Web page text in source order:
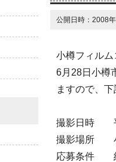
公開日時：2008
小樽フィルム
6月28日小樽
ますので、
撮影日時 平
撮影場所 小
応募条件 約